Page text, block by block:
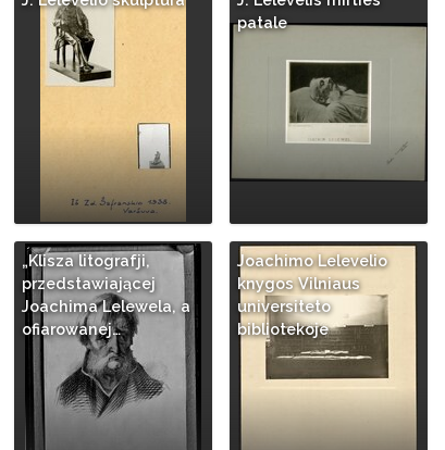
patale
„Klisza litografji,
przedstawiającej
Joachima Lelewela, a
ofiarowanej…
Joachimo Lelevelio
knygos Vilniaus
universiteto
bibliotekoje